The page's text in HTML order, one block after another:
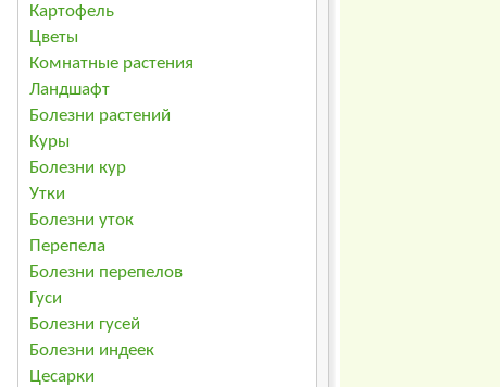
Картофель
Цветы
Комнатные растения
Ландшафт
Болезни растений
Куры
Болезни кур
Утки
Болезни уток
Перепела
Болезни перепелов
Гуси
Болезни гусей
Болезни индеек
Цесарки